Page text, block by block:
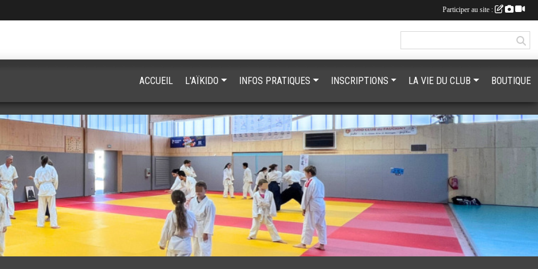
ACCUEIL L'AÏKIDO INFOS PRATIQUES INSCRIPTIONS LA VIE DU CLUB BOUTIQUE
Participer au site :